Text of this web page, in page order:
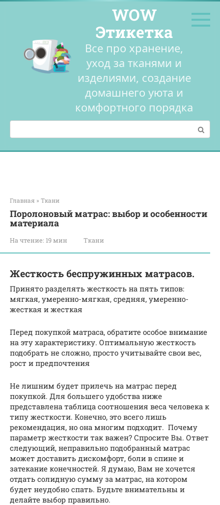
Перейти
WOW
Этикетка
Все про хранение,
уход за тканями и
изделиями, создание
домашнего уюта и
комфортного порядка
Поиск:
Главная » Ткани
Поролоновый матрас: выбор и особенности
материала
На чтение: 19 мин Ткани
Жесткость беспружинных матрасов.
Принято разделять жесткость на пять типов:
мягкая, умеренно-мягкая, средняя, умеренно-
жесткая и жесткая
Перед покупкой матраса, обратите особое внимание
на эту характеристику. Оптимальную жесткость
подобрать не сложно, просто учитывайте свои вес,
рост и предпочтения
Не лишним будет прилечь на матрас перед
покупкой. Для большего удобства ниже
представлена таблица соотношения веса человека к
типу жесткости. Конечно, это всего лишь
рекомендация, но она многим подходит. Почему
параметр жесткости так важен? Спросите Вы. Ответ
следующий, неправильно подобранный матрас
может доставить дискомфорт, боли в спине и
затекание конечностей. Я думаю, Вам не хочется
отдать солидную сумму за матрас, на котором
будет неудобно спать. Будьте внимательны и
делайте выбор правильно.